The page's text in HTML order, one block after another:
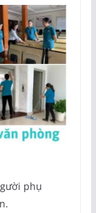
phụ